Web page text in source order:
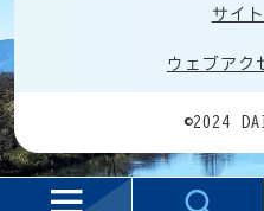
サイ
ウェブアク
©2024